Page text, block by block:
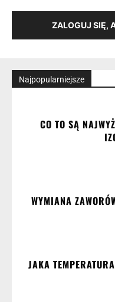
ZALOGUJ SIĘ,
Najpopularniejsze
CO TO SĄ
WYMIANA
JAKA